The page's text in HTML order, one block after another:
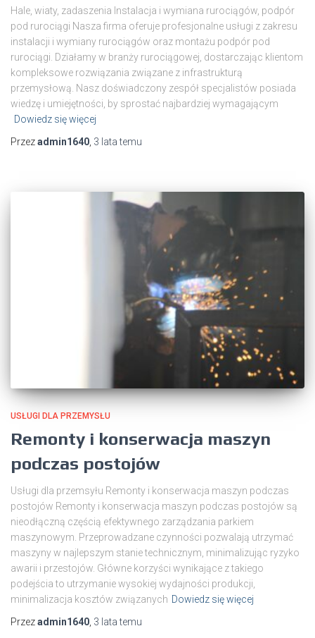
Hale, wiaty, zadaszenia Instalacja i wymiana rurociągów, podpór
pod rurociągi Nasza firma oferuje profesjonalne usługi z zakresu
instalacji i wymiany rurociągów oraz montażu podpór pod
rurociągi. Działamy w branży rurociągowej, dostarczając klientom
kompleksowe rozwiązania związane z infrastrukturą
przemysłową. Nasz doświadczony zespół specjalistów posiada
wiedzę i umiejętności, by sprostać najbardziej wymagającym
Dowiedz się więcej
Przezadmin1640, 3 latatemu
USŁUGI DLA PRZEMYSŁU
Remonty i konserwacja maszyn
podczas postojów
Usługi dla przemsyłu Remonty i konserwacja maszyn podczas
postojów Remonty i konserwacja maszyn podczas postojów są
nieodłączną częścią efektywnego zarządzania parkiem
maszynowym. Przeprowadzane czynności pozwalają utrzymać
maszyny w najlepszym stanie technicznym, minimalizując ryzyko
awarii i przestojów. Główne korzyści wynikające z takiego
podejścia to utrzymanie wysokiej wydajności produkcji,
minimalizacja kosztów związanych Dowiedz się więcej
Przezadmin1640 3 latatemu